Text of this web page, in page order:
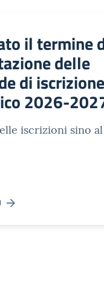
il termine
delle
di
2026-
iscrizioni sino al